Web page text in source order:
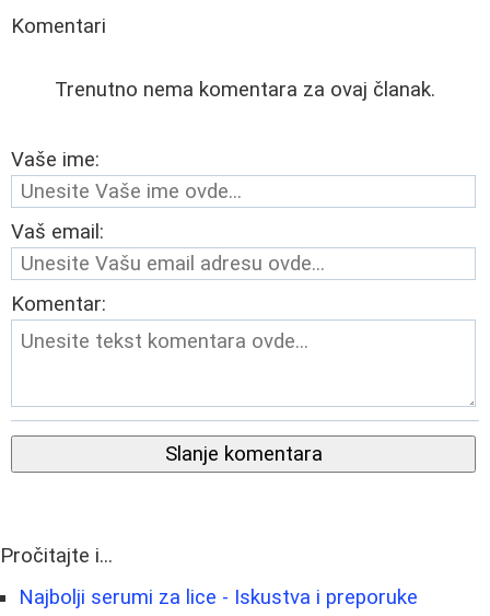
Komentari
Trenutno nema komentara za ovaj članak.
Vaše ime:
Vaš email:
Komentar:
Slanje komentara
Pročitajte i...
Najbolji serumi za lice - Iskustva i preporuke